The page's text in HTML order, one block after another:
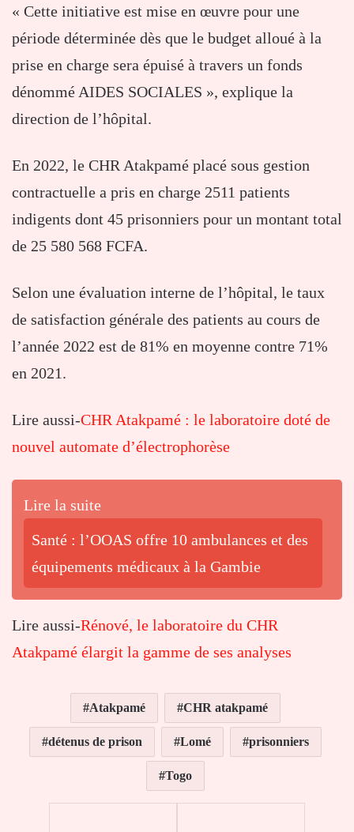
« Cette initiative est mise en œuvre pour une
période déterminée dès que le budget alloué à la
prise en charge sera épuisé à travers un fonds
dénommé AIDES SOCIALES », explique la
direction de l’hôpital.
En 2022, le CHR Atakpamé placé sous gestion
contractuelle a pris en charge 2511 patients
indigents dont 45 prisonniers pour un montant total
de 25 580 568 FCFA.
Selon une évaluation interne de l’hôpital, le taux
de satisfaction générale des patients au cours de
l’année 2022 est de 81% en moyenne contre 71%
en 2021.
Lire aussi-CHR Atakpamé : le laboratoire doté de
nouvel automate d’électrophorèse
Lire la suite
Santé : l’OOAS offre 10 ambulances et des
équipements médicaux à la Gambie
Lire aussi-Rénové, le laboratoire du CHR
Atakpamé élargit la gamme de ses analyses
Atakpamé CHR atakpamé
détenus de prison Lomé prisonniers
Togo